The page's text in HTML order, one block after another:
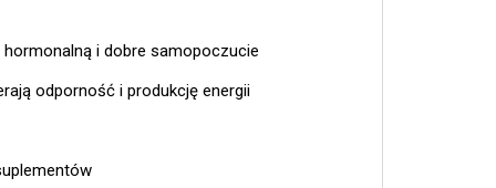
i dobre samopoczucie
odporność i produkcję energii